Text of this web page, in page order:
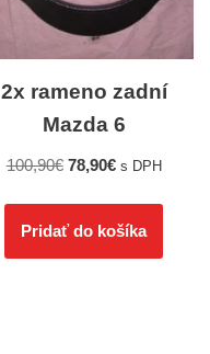
2x rameno zadní
Mazda 6
100,90€ 78,90€ s DPH
Pridať do košíka